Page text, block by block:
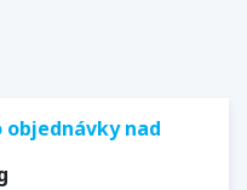
nad